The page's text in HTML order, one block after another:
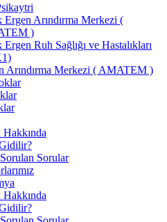
Ergen Arındırma Merkezi (
)
Ruh Sağlığı ve Hastalıkları
Arındırma Merkezi ( AMATEM )
Sorulan Sorular